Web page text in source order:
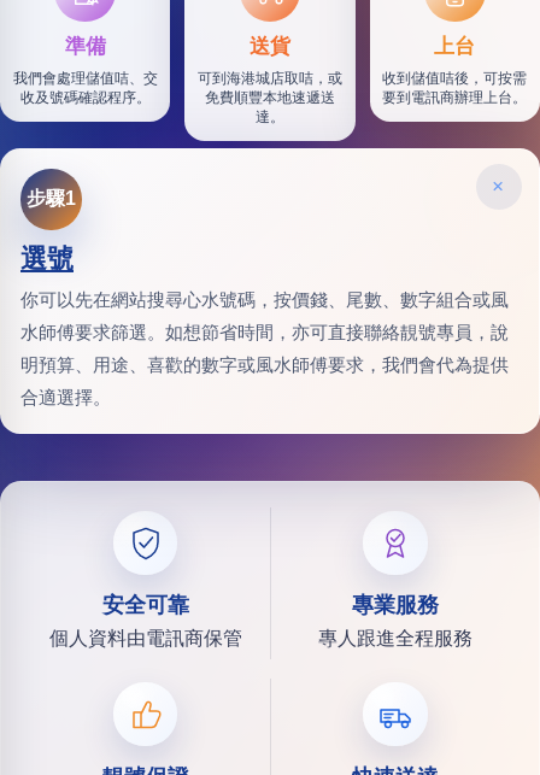
準備
我們會處理儲值咭、交
收及號碼確認程序。
送貨
可到海港城店取咭，或
免費順豐本地速遞送
達。
上台
收到儲值咭後，可按需
要到電訊商辦理上台。
×
步驟1
選號
你可以先在網站搜尋心水號碼，按價錢、尾數、數字組合或風
水師傅要求篩選。如想節省時間，亦可直接聯絡靚號專員，說
明預算、用途、喜歡的數字或風水師傅要求，我們會代為提供
合適選擇。
安全可靠
個人資料由電訊商保管
專業服務
專人跟進全程服務